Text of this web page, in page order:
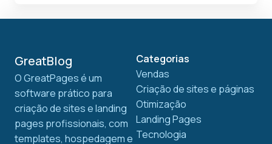
GreatBlog
O GreatPages é um
software prático para
criação de sites e landing
pages profissionais, com
templates, hospedagem e
Categorias
Vendas
Criação de sites e páginas
Otimização
Landing Pages
Tecnologia